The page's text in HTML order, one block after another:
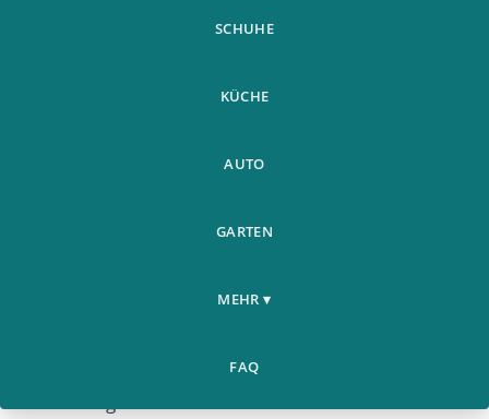
SCHUHE
KÜCHE
AUTO
GARTEN
MEHR ▾
FAQ
Rauchergefass Mit
Rauch Wasserfall Ruckfluss Keramikbrenner